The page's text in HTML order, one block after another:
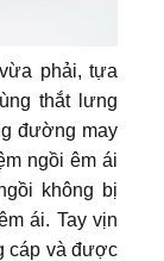
phải, tựa
thắt lưng
đường may
ngồi êm ái
không bị
ái. Tay vịn
cáp và được